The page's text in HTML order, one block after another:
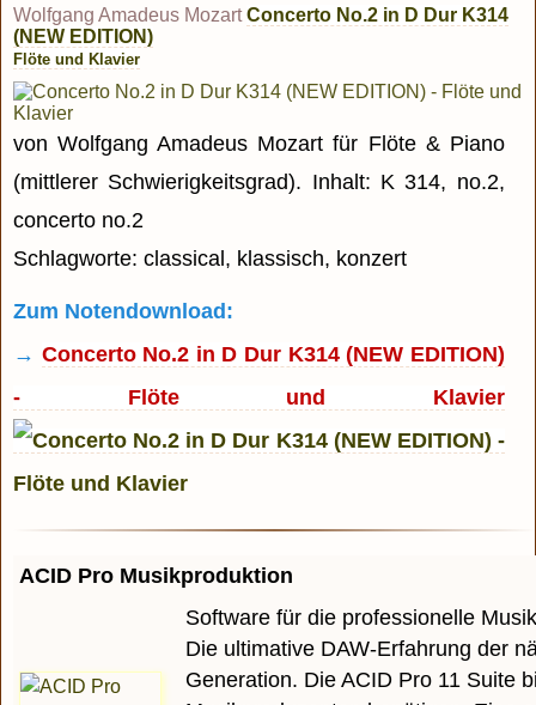
Wolfgang Amadeus Mozart Concerto No.2 in D Dur K314
(NEW EDITION)
Flöte und Klavier
von Wolfgang Amadeus Mozart für Flöte & Piano
(mittlerer Schwierigkeitsgrad). Inhalt: K 314, no.2,
concerto no.2
Schlagworte: classical, klassisch, konzert
Zum Notendownload:
→ Concerto No.2 in D Dur K314 (NEW EDITION)
- Flöte und Klavier
ACID Pro Musikproduktion
Software für die professionelle
Die ultimative DAW-Erfahrung der
Generation. Die ACID Pro 11 Suite